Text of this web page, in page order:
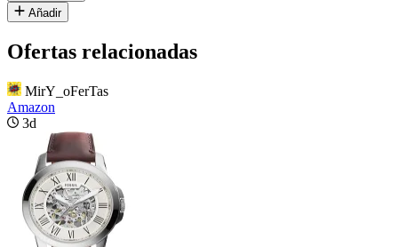
Añadir
Ofertas relacionadas
MirY_oFerTas
Amazon
3d